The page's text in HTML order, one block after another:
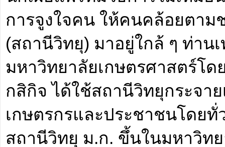
การจูงใจคน ให้คนคล้อยตาม
(สถานีวิทยุ) มาอยู่ใกล้ ๆ ท่าน
มหาวิทยาลัยเกษตรศาสตร์โ
กสิกิจ ได้ใช้สถานีวิทยุกระจา
เกษตรกรและประชาชนโดย
สถานีวิทยุ ม.ก. ขึ้นในมหาวิท